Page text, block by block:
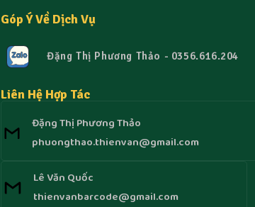
Góp Ý Về Dịch Vụ
Đặng Thị Phương Thảo - 0356.616.204
Liên Hệ Hợp Tác
Đặng Thị Phương Thảo
phuongthao.thienvan@gmail.com
Lê Văn Quốc
thienvanbarcode@gmail.com